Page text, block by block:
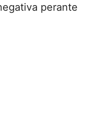
perante